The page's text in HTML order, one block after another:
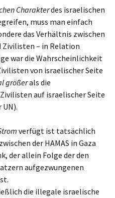
Charakterdes israelischen
muss man einfach
das Verhältnis zwischen
– in Relation
war die Wahrscheinlichkeit
von israelischer Seite
größerals die
auf israelischer Seite
verfügt ist tatsächlich
zwischen der HAMAS in Gaza
der allein Folge der den
aufgezwungenen
die illegale israelische